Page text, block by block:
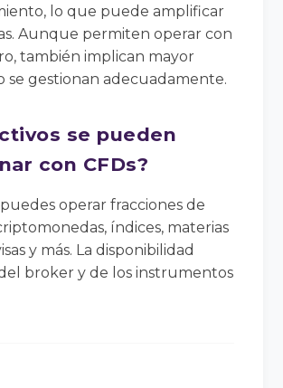
lo que puede amplificar
Aunque permiten operar con
también implican mayor
se gestionan adecuadamente.
se pueden
con CFDs?
puedes operar fracciones de
índices, materias
y más. La disponibilidad
broker y de los instrumentos